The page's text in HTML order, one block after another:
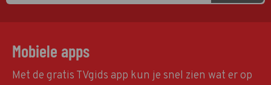
Mobiele apps
Met de gratis TVgids app kun je snel zien wat er op